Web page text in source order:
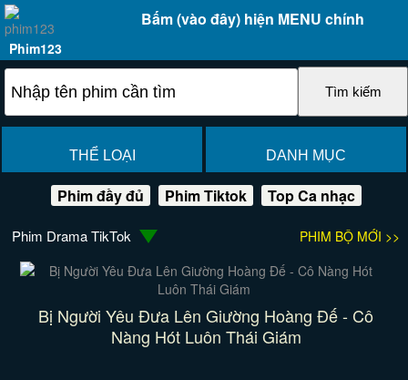
Bấm (vào đây) hiện MENU chính
Phim123
THỂ LOẠI DANH MỤC
Phim đầy đủ Phim Tiktok Top Ca nhạc
Phim Drama TikTok PHIM BỘ MỚI >>
Bị Người Yêu Đưa Lên Giường Hoàng Đế - Cô
Nàng Hót Luôn Thái Giám